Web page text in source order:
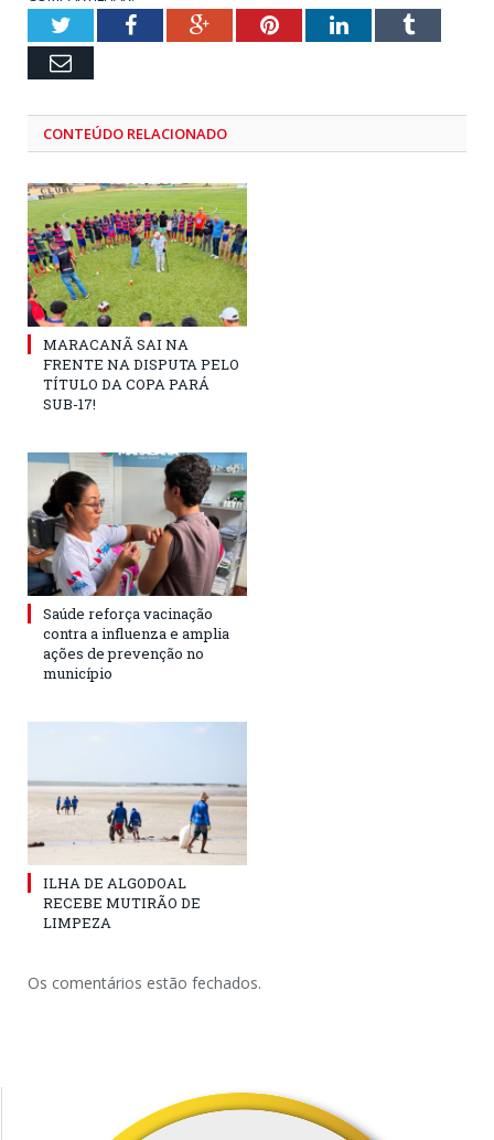
TwitterFacebookGoogle+PinterestLinkedInTumblr
Email
CONTEÚDO RELACIONADO
MARACANÃ SAI NA
FRENTE NA DISPUTA PELO
TÍTULO DA COPA PARÁ
SUB-17!
Saúde reforça vacinação
contra a influenza e amplia
ações de prevenção no
município
ILHA DE ALGODOAL
RECEBE MUTIRÃO DE
LIMPEZA
Os comentários estão fechados.